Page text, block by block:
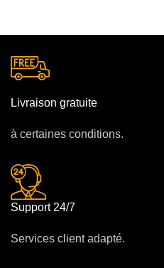
Livraison gratuite
à certaines conditions.
Support 24/7
Services client adapté.